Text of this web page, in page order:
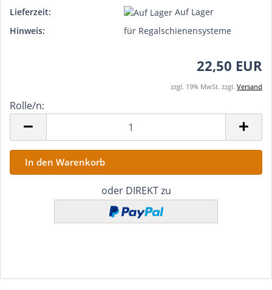
Lieferzeit:
Auf Lager
Hinweis:
für Regalschienensysteme
22,50 EUR
zzgl. 19% MwSt. zzgl. Versand
Rolle/n:
oder DIREKT zu